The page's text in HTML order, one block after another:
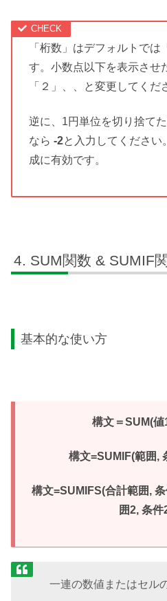
「桁数」はデフォルトでは
す。小数点以下を表示させ
「２」、、と変更してくだ
逆に、1円単位を切り捨て
なら -2と入力してくださ
成に有効です。
SUM関数 & SUMIF
基本的な使い方
構文＝SUM(
構文=SUMIF(範囲,
構文=SUMIFS(合計範囲,
囲2, 条
一連の数値またはセル